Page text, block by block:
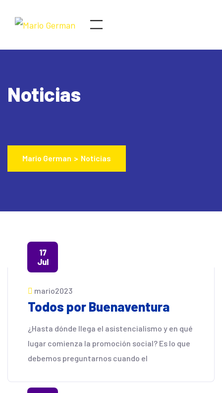
Noticias
Mario German > Noticias
17
Jul
mario2023
Todos por Buenaventura
¿Hasta dónde llega el asistencialismo y en qué
lugar comienza la promoción social? Es lo que
debemos preguntarnos cuando el